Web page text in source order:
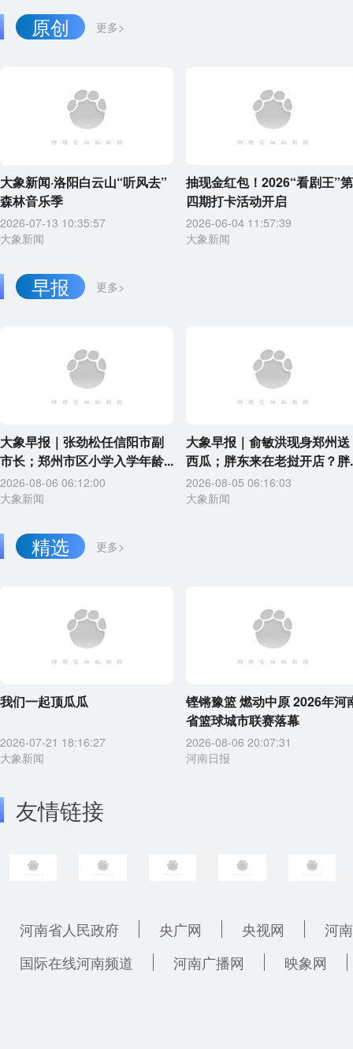
更多>
原创
大象新闻·洛阳白云山“听风去”
森林音乐季
2026-07-13 10:35:57
大象新闻
抽现金红包！2026“看剧王”第
四期打卡活动开启
2026-06-04 11:57:39
大象新闻
更多>
早报
大象早报｜张劲松任信阳市副
市长；郑州市区小学入学年龄...
2026-08-06 06:12:00
大象新闻
大象早报｜俞敏洪现身郑州送
西瓜；胖东来在老挝开店？胖
2026-08-05 06:16:03
大象新闻
更多>
精选
我们一起顶瓜瓜
2026-07-21 18:16:27
大象新闻
铿锵豫篮 燃动中原 2026年河
省篮球城市联赛落幕
2026-08-06 20:07:31
河南日报
友情链接
河南省人民政府 央广网 央视网
河
国际在线河南频道
河南广播网 映象网